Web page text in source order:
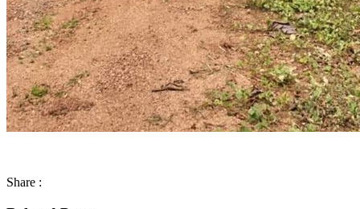
Share :